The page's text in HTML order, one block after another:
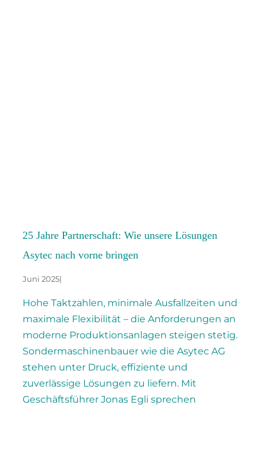
25 Jahre Partnerschaft: Wie unsere Lösungen
Asytec nach vorne bringen
Juni 2025|
Hohe Taktzahlen, minimale Ausfallzeiten und
maximale Flexibilität – die Anforderungen an
moderne Produktionsanlagen steigen stetig.
Sondermaschinenbauer wie die Asytec AG
stehen unter Druck, effiziente und
zuverlässige Lösungen zu liefern. Mit
Geschäftsführer Jonas Egli sprechen